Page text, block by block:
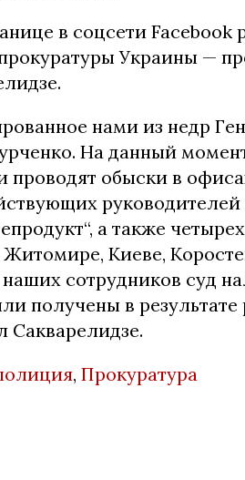
в соцсети Facebook
Украины —
нами из недр
На данный
обыски в
руководителей
а также
Киеве,
сотрудников суд
получены в
Сакварелидзе.
, Прокуратура